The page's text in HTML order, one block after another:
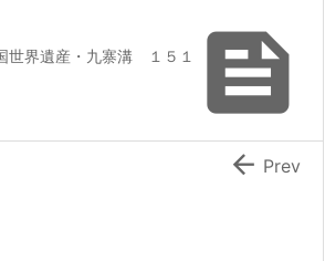

世界遺産・九寨溝 １５１
 Prev